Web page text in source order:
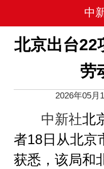
中
北京出台22
劳
2026年05
中新社北
者18日从北京
获悉，该局和